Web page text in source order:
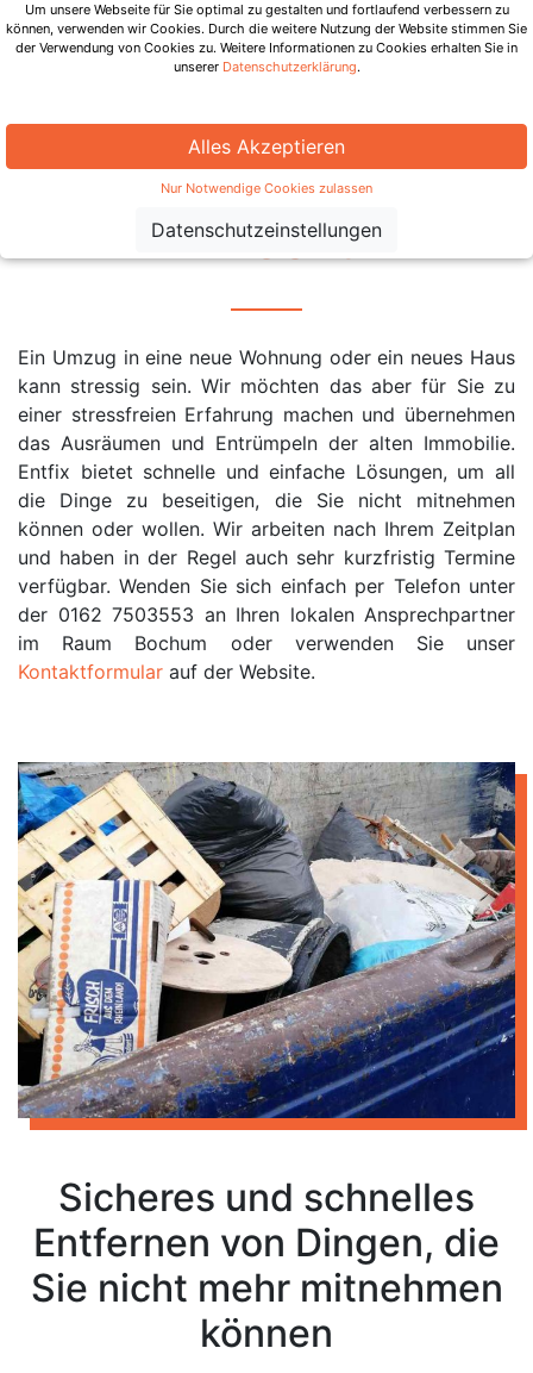
Entrümpelungen,
Haushalts-/ und
Wohnungsauflösunge
n in Bochum
Ein Umzug in eine neue Wohnung oder ein neues Haus
kann stressig sein. Wir möchten das aber für Sie zu
einer stressfreien Erfahrung machen und übernehmen
das Ausräumen und Entrümpeln der alten Immobilie.
Entfix bietet schnelle und einfache Lösungen, um all
die Dinge zu beseitigen, die Sie nicht mitnehmen
können oder wollen. Wir arbeiten nach Ihrem Zeitplan
und haben in der Regel auch sehr kurzfristig Termine
verfügbar. Wenden Sie sich einfach per Telefon unter
der 0162 7503553 an Ihren lokalen Ansprechpartner
im Raum Bochum oder verwenden Sie unser
Kontaktformular auf der Website.
Sicheres und schnelles
Entfernen von Dingen, die
Sie nicht mehr mitnehmen
können
Um unsere Webseite für Sie optimal zu gestalten und fortlaufend verbessern zu
können, verwenden wir Cookies. Durch die weitere Nutzung der Website stimmen Sie
der Verwendung von Cookies zu. Weitere Informationen zu Cookies erhalten Sie in
unserer Datenschutzerklärung.
Alles Akzeptieren
Nur Notwendige Cookies zulassen
Datenschutzeinstellungen